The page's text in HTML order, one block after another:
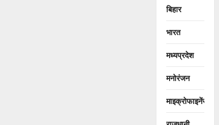
बिहार
भारत
मध्यप्रदेश
मनोरंजन
माइक्रोफाइनेंस